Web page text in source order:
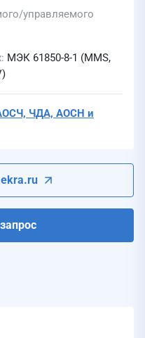
управляемого
МЭК 61850-8-1 (MMS,
ЧДА, АОСН и